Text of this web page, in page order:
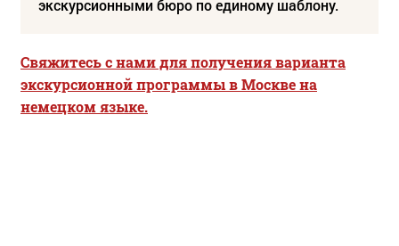
экскурсионными бюро по единому шаблону.
Свяжитесь с нами для получения варианта
экскурсионной программы в Москве на
немецком языке.